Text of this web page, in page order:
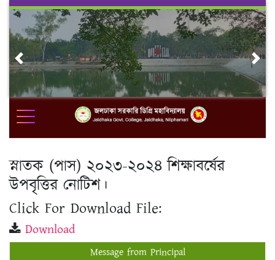
Skip
content
Previous
স্নাতক (পাস) ২০২৩-২০২৪ শিক্ষাবর্ষের
উপবৃত্তির নোটিশ।
Click For Download File:
Download
Message from Principal